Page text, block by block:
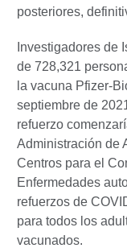
posteriores,
Investigadores de
de 728,321
la vacuna Pfizer-
septiembre de
refuerzo
Administración de
Centros para el
Enfermedades
refuerzos de
para todos los
vacunados.